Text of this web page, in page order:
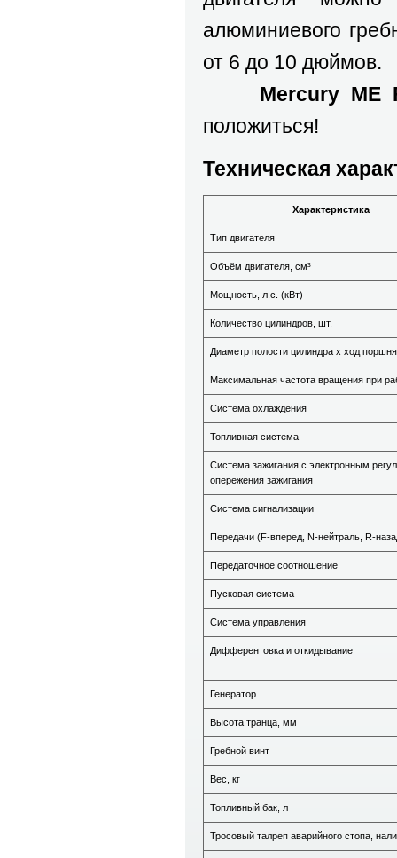
алюминиевого
от 6 до 10 дюймов.
Mercury ME
положиться!
Техническая
Характеристика
Тип двигателя
Объём двигателя, см³
Мощность, л.с. (кВт)
Количество цилиндров, шт.
Диаметр полости цилиндра х ход
Максимальная частота вращения при
Система охлаждения
Топливная система
Система зажигания с электронным
опережения зажигания
Система сигнализации
Передачи (F-вперед, N-нейтраль, R-
Передаточное соотношение
Пусковая система
Система управления
Дифферентовка и откидывание
Генератор
Высота транца, мм
Гребной винт
Вес, кг
Топливный бак, л
Тросовый талреп аварийного стопа,